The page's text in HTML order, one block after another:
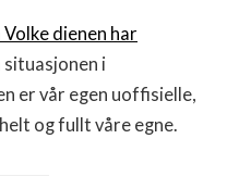
Volke dienen har
situasjonen i
er vår egen uoffisielle,
og fullt våre egne.